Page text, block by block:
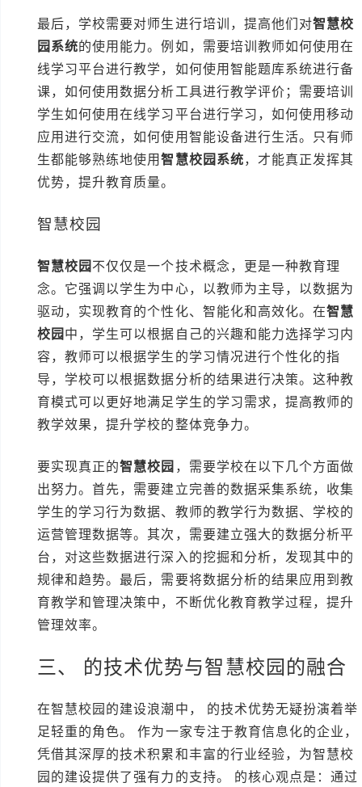
最后，学校需要对师生进行培训，提高他们对智慧校
园系统的使用能力。例如，需要培训教师如何使用在
线学习平台进行教学，如何使用智能题库系统进行备
课，如何使用数据分析工具进行教学评价；需要培训
学生如何使用在线学习平台进行学习，如何使用移动
应用进行交流，如何使用智能设备进行生活。只有师
生都能够熟练地使用智慧校园系统，才能真正发挥其
优势，提升教育质量。
智慧校园
智慧校园不仅仅是一个技术概念，更是一种教育理
念。它强调以学生为中心，以教师为主导，以数据为
驱动，实现教育的个性化、智能化和高效化。在智慧
校园中，学生可以根据自己的兴趣和能力选择学习内
容，教师可以根据学生的学习情况进行个性化的指
导，学校可以根据数据分析的结果进行决策。这种教
育模式可以更好地满足学生的学习需求，提高教师的
教学效果，提升学校的整体竞争力。
要实现真正的智慧校园，需要学校在以下几个方面做
出努力。首先，需要建立完善的数据采集系统，收集
学生的学习行为数据、教师的教学行为数据、学校的
运营管理数据等。其次，需要建立强大的数据分析平
台，对这些数据进行深入的挖掘和分析，发现其中的
规律和趋势。最后，需要将数据分析的结果应用到教
育教学和管理决策中，不断优化教育教学过程，提升
管理效率。
三、 的技术优势与智慧校园的融合
在智慧校园的建设浪潮中， 的技术优势无疑扮演着举
足轻重的角色。 作为一家专注于教育信息化的企业，
凭借其深厚的技术积累和丰富的行业经验，为智慧校
园的建设提供了强有力的支持。 的核心观点是：通过